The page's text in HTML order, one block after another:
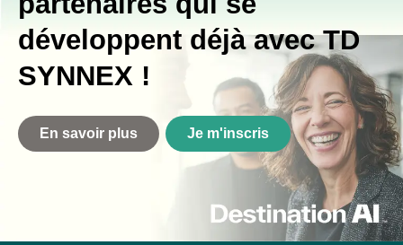
développent déjà avec TD
SYNNEX !
En savoir plus Je m'inscris